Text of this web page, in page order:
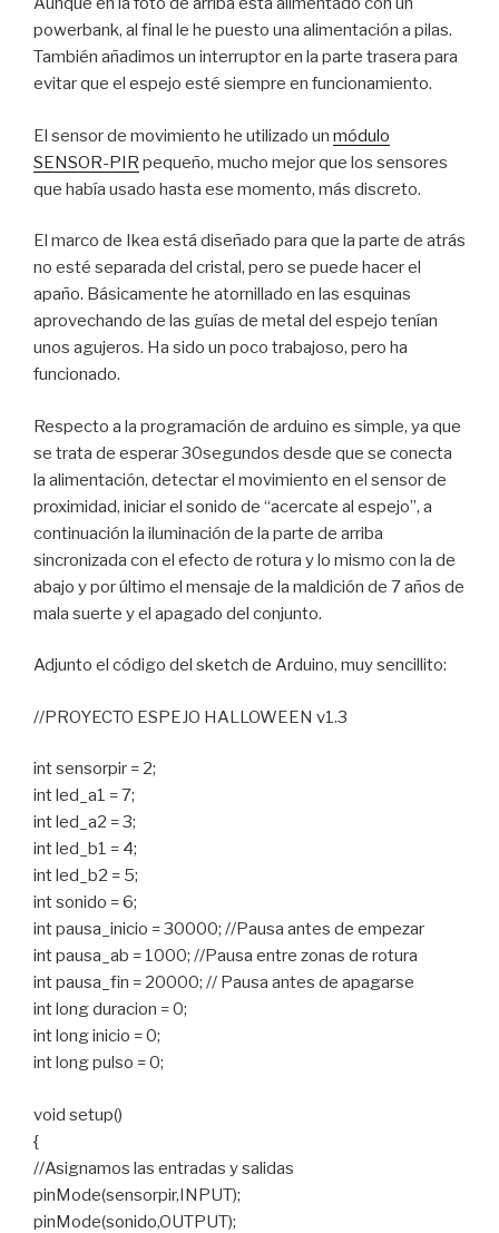
powerbank, al final le he puesto una alimentación a pilas.
También añadimos un interruptor en la parte trasera para
evitar que el espejo esté siempre en funcionamiento.
El sensor de movimiento he utilizado un módulo
SENSOR-PIR pequeño, mucho mejor que los sensores
que había usado hasta ese momento, más discreto.
El marco de Ikea está diseñado para que la parte de atrás
no esté separada del cristal, pero se puede hacer el
apaño. Básicamente he atornillado en las esquinas
aprovechando de las guías de metal del espejo tenían
unos agujeros. Ha sido un poco trabajoso, pero ha
funcionado.
Respecto a la programación de arduino es simple, ya que
se trata de esperar 30segundos desde que se conecta
la alimentación, detectar el movimiento en el sensor de
proximidad, iniciar el sonido de “acercate al espejo”, a
continuación la iluminación de la parte de arriba
sincronizada con el efecto de rotura y lo mismo con la de
abajo y por último el mensaje de la maldición de 7 años de
mala suerte y el apagado del conjunto.
Adjunto el código del sketch de Arduino, muy sencillito:
//PROYECTO ESPEJO HALLOWEEN v1.3
int sensorpir = 2;
int led_a1 = 7;
int led_a2 = 3;
int led_b1 = 4;
int led_b2 = 5;
int sonido = 6;
int pausa_inicio = 30000; //Pausa antes de empezar
int pausa_ab = 1000; //Pausa entre zonas de rotura
int pausa_fin = 20000; // Pausa antes de apagarse
int long duracion = 0;
int long inicio = 0;
int long pulso = 0;
void setup()
{
//Asignamos las entradas y salidas
pinMode(sensorpir,INPUT);
pinMode(sonido,OUTPUT);